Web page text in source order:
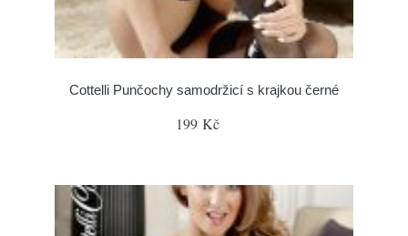
Cottelli Punčochy samodržicí s krajkou černé
199 Kč